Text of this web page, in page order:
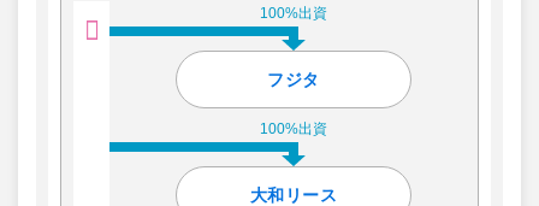
100%出資
フジタ
100%出資
大和リース